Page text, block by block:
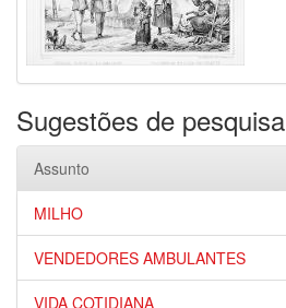
Sugestões de pesquisa
Assunto
MILHO
VENDEDORES AMBULANTES
VIDA COTIDIANA